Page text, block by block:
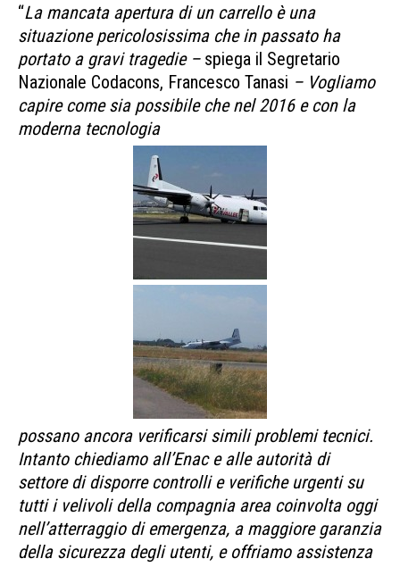
“La mancata apertura di un carrello è una
situazione pericolosissima che in passato ha
portato a gravi tragedie – spiega il Segretario
Nazionale Codacons, Francesco Tanasi – Vogliamo
capire come sia possibile che nel 2016 e con la
moderna tecnologia
possano ancora verificarsi simili problemi tecnici.
Intanto chiediamo all’Enac e alle autorità di
settore di disporre controlli e verifiche urgenti su
tutti i velivoli della compagnia area coinvolta oggi
nell’atterraggio di emergenza, a maggiore garanzia
della sicurezza degli utenti, e offriamo assistenza